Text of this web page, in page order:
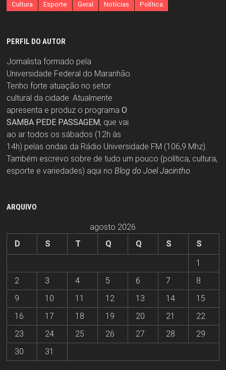
Cultura Esporte Geral Notícias Política
PERFIL DO AUTOR
Jornalista formado pela
Universidade Federal do Maranhão.
Tenho forte atuação no setor
cultural da cidade. Atualmente
apresenta e produz o programa O
SAMBA PEDE PASSAGEM, que vai
ao ar todos os sábados (12h às
14h) pelas ondas da Rádio Universidade FM (106,9 Mhz).
Também escrevo sobre de tudo um pouco (política, cultura,
esporte e variedades) aqui no Blog do Joel Jacintho.
ARQUIVO
agosto 2026
D
S T Q Q S
S
1
2
3 4 5 6 7
8
9
10 11 12 13 14
15
16
17 18 19 20 21
22
23
24 25 26 27 28
29
30
31